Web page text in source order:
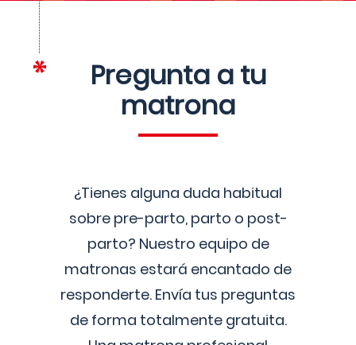
Pregunta a tu
matrona
¿Tienes alguna duda habitual
sobre pre-parto, parto o post-
parto? Nuestro equipo de
matronas estará encantado de
responderte. Envía tus preguntas
de forma totalmente gratuita.